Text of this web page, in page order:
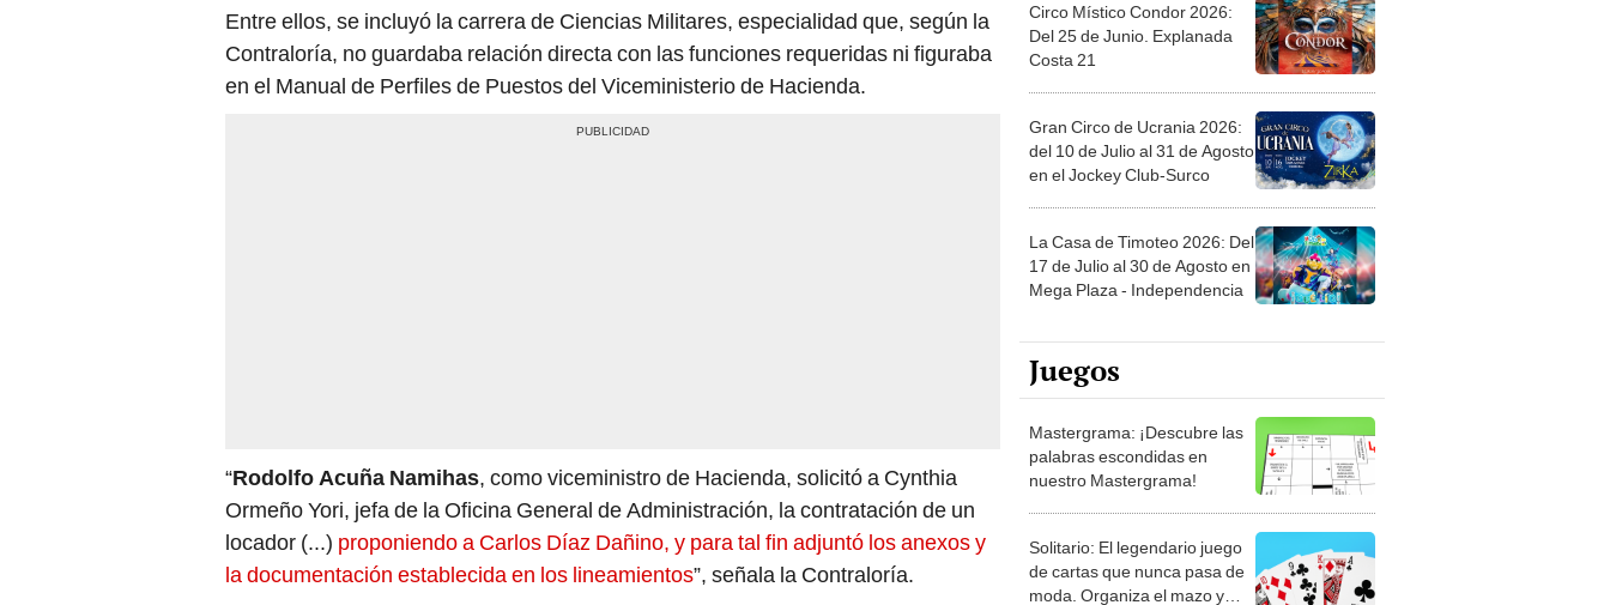
Entre ellos, se incluyó la carrera de Ciencias Militares, especialidad que, según la
Contraloría, no guardaba relación directa con las funciones requeridas ni figuraba
en el Manual de Perfiles de Puestos del Viceministerio de Hacienda.
“Rodolfo Acuña Namihas, como viceministro de Hacienda, solicitó a Cynthia
Ormeño Yori, jefa de la Oficina General de Administración, la contratación de un
locador (...) proponiendo a Carlos Díaz Dañino, y para tal fin adjuntó los anexos y
la documentación establecida en los lineamientos”, señala la Contraloría.
Circo Místico Condor 2026:
Del 25 de Junio. Explanada
Costa 21
Gran Circo de Ucrania 2026:
del 10 de Julio al 31 de Agosto
en el Jockey Club-Surco
La Casa de Timoteo 2026: Del
17 de Julio al 30 de Agosto en
Mega Plaza - Independencia
Juegos
Mastergrama: ¡Descubre las
palabras escondidas en
nuestro Mastergrama!
Solitario: El legendario juego
de cartas que nunca pasa de
moda. Organiza el mazo y